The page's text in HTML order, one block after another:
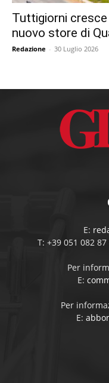
Tuttigiorni
nuovo store di
Redazione - 30 Luglio 2026
E:
T: +39 051 082
Per
E:
Per
E: